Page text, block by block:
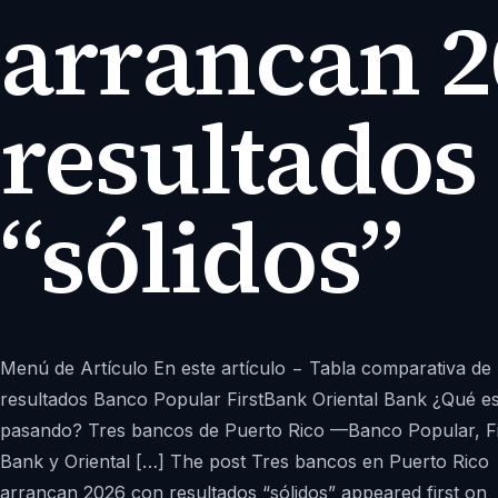
arrancan
resultados
“sólidos”
Menú de Artículo En este artículo − Tabla comparativa de
resultados Banco Popular FirstBank Oriental Bank ¿Qué
pasando? Tres bancos de Puerto Rico —Banco Popular,
Bank y Oriental […] The post Tres bancos en Puerto Rico
arrancan 2026 con resultados “sólidos” appeared first on